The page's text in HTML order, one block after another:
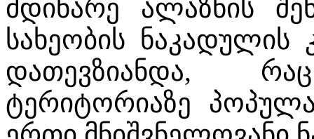
მდინარე ალაზნის
სახეობის ნაკადულის
დათევზიანდა,
ტერიტორიაზე